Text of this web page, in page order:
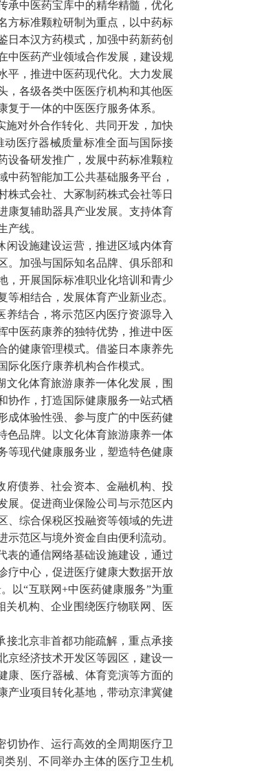
承中医药宝库中的精华精髓，优化
方标准颗粒研制为重点，以中药标
日本汉方药模式，加强中药新药创
中医药产业领域合作发展，建设规
平，推进中医药现代化。大力发展
，各级各类中医医疗机构和其他医
于一体的中医医疗服务体系。
施对外合作转化、共同开发，加快
医疗器械质量标准全面与国际接
设备研发推广，发展中药标准颗粒
药智能加工公共基础服务平台，
株式会社、大冢制药株式会社等日
康复辅助器具产业发展。支持体育
产线。
闲设施建设运营，推进区域内体育
。加强与国际知名品牌、俱乐部和
，开展国际标准职业化培训和青少
相结合，发展体育产业新业态。
结合，将示范区内医疗资源导入
中医药康养的独特优势，推进中医
的健康管理模式。借鉴日本康养先
化医疗康养机构合作模式。
化体育旅游康养一体化发展，围
协作，打造国际健康服务一站式栖
成体验性强、参与度广的中医药健
色品牌。以文化体育旅游康养一体
等现代健康服务业，塑造特色健康
府债券、社会资本、金融机构、投
展。促进商业保险公司与示范区内
、综合保税区投融资等领域的先进
范区与境外资金自由便利流动。
表的通信网络基础设施建设，通过
疗中心，促进医疗健康大数据开放
以“互联网+中医药健康服务”为重
关机构、企业围绕医疗物联网、医
接北京非首都功能疏解，重点承接
京经济技术开发区等园区，建设一
康、医疗器械、体育竞演等方面的
产业项目转化基地，带动京津冀健
切协作、运行高效的全周期医疗卫
别、不同举办主体的医疗卫生机